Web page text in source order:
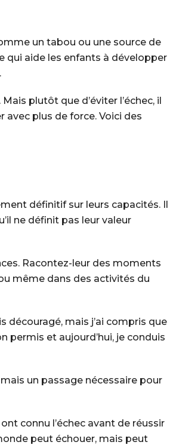
un tabou ou une source de
qui aide les enfants à développer
plutôt que d’éviter l’échec, il
avec plus de force. Voici des
définitif sur leurs capacités. Il
ne définit pas leur valeur
Racontez-leur des moments
même dans des activités du
découragé, mais j’ai compris que
permis et aujourd’hui, je conduis
un passage nécessaire pour
connu l’échec avant de réussir
peut échouer, mais peut